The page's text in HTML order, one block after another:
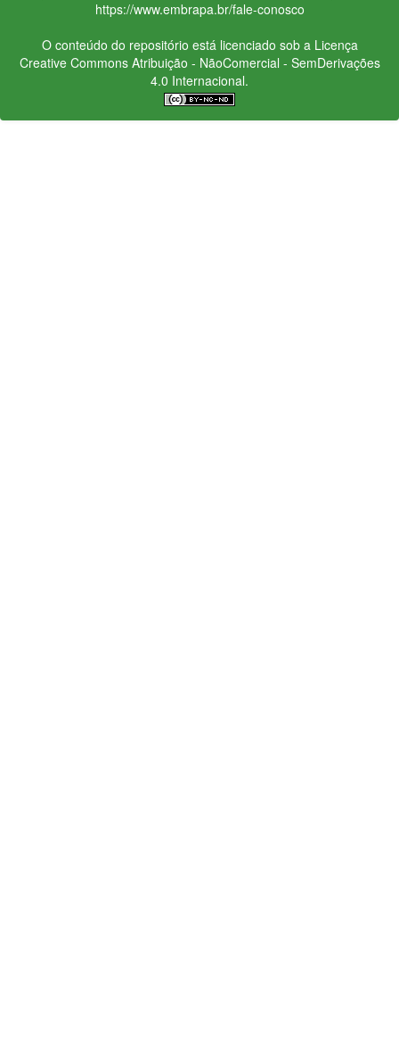
https://www.embrapa.br/fale-conosco
O conteúdo do repositório está licenciado sob a Licença
Creative CommonsAtribuição - NãoComercial - SemDerivações
4.0 Internacional.